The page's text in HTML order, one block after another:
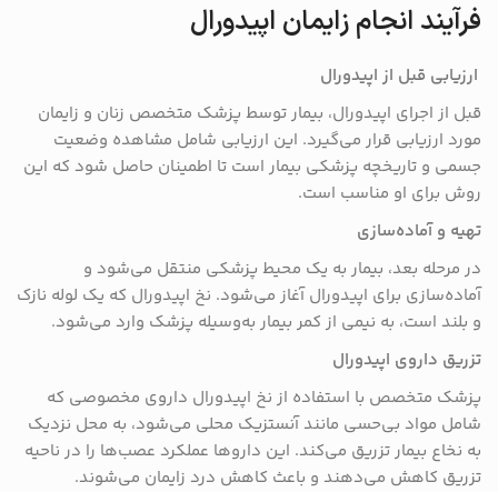
فرآیند انجام زایمان اپیدورال
ارزیابی قبل از اپیدورال
قبل از اجرای اپیدورال، بیمار توسط پزشک متخصص زنان و زایمان
مورد ارزیابی قرار می‌گیرد. این ارزیابی شامل مشاهده وضعیت
جسمی و تاریخچه پزشکی بیمار است تا اطمینان حاصل شود که این
روش برای او مناسب است.
تهیه و آماده‌سازی
در مرحله بعد، بیمار به یک محیط پزشکی منتقل می‌شود و
آماده‌سازی برای اپیدورال آغاز می‌شود. نخ اپیدورال که یک لوله نازک
و بلند است، به نیمی از کمر بیمار به‌وسیله پزشک وارد می‌شود.
تزریق داروی اپیدورال
پزشک متخصص با استفاده از نخ اپیدورال داروی مخصوصی که
شامل مواد بی‌حسی مانند آنستزیک محلی می‌شود، به محل نزدیک
به نخاع بیمار تزریق می‌کند. این داروها عملکرد عصب‌ها را در ناحیه
تزریق کاهش می‌دهند و باعث کاهش درد زایمان می‌شوند.